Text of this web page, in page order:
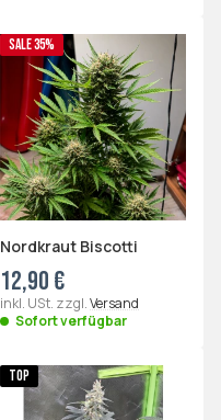
SALE 35%
Nordkraut Biscotti
12,90 €
inkl. USt. zzgl.Versand
Sofort verfügbar
TOP